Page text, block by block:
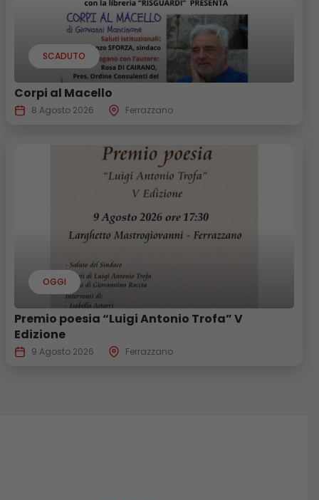
SCADUTO
Corpi al Macello
8 Agosto 2026 Ferrazzano
OGGI
Premio poesia “Luigi Antonio Trofa” V
Edizione
9 Agosto 2026 Ferrazzano